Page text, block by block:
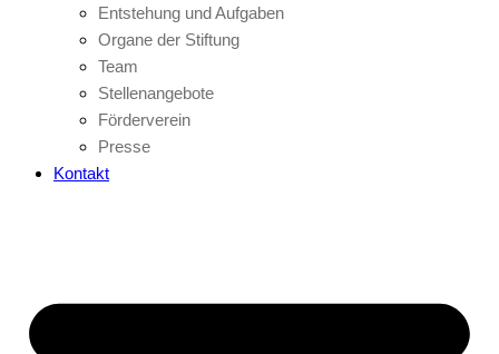
Entstehung und Aufgaben
Organe der Stiftung
Team
Stellenangebote
Förderverein
Presse
Kontakt